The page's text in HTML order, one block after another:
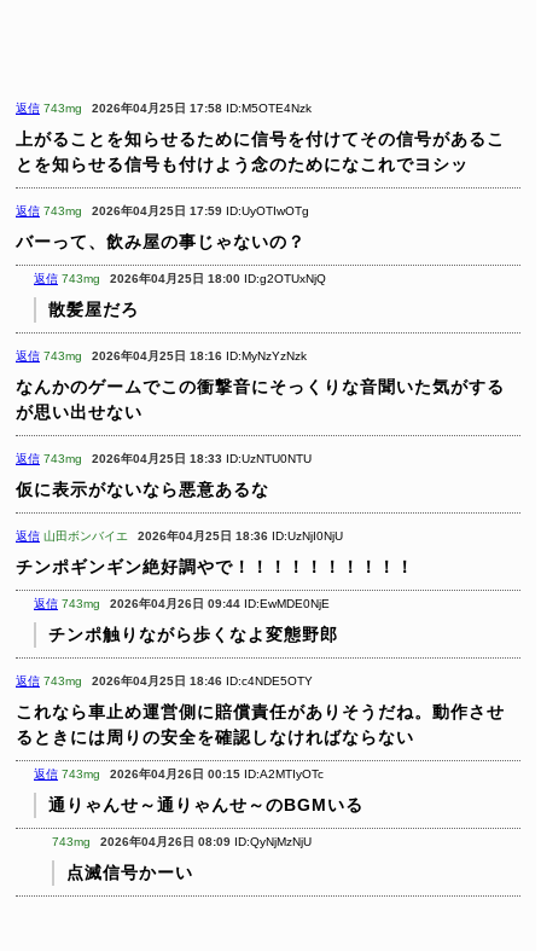
返信 743mg 2026年04月25日 17:58 ID:M5OTE4Nzk
上がることを知らせるために信号を付けてその信号があるこ
とを知らせる信号も付けよう念のためになこれでヨシッ
返信 743mg 2026年04月25日 17:59 ID:UyOTIwOTg
バーって、飲み屋の事じゃないの？
返信 743mg 2026年04月25日 18:00 ID:g2OTUxNjQ
散髪屋だろ
返信 743mg 2026年04月25日 18:16 ID:MyNzYzNzk
なんかのゲームでこの衝撃音にそっくりな音聞いた気がする
が思い出せない
返信 743mg 2026年04月25日 18:33 ID:UzNTU0NTU
仮に表示がないなら悪意あるな
返信 山田ボンバイエ 2026年04月25日 18:36 ID:UzNjI0NjU
チンポギンギン絶好調やで！！！！！！！！！！
返信 743mg 2026年04月26日 09:44 ID:EwMDE0NjE
チンポ触りながら歩くなよ変態野郎
返信 743mg 2026年04月25日 18:46 ID:c4NDE5OTY
これなら車止め運営側に賠償責任がありそうだね。動作させ
るときには周りの安全を確認しなければならない
返信 743mg 2026年04月26日 00:15 ID:A2MTIyOTc
通りゃんせ～通りゃんせ～のBGMいる
743mg 2026年04月26日 08:09 ID:QyNjMzNjU
点滅信号かーい